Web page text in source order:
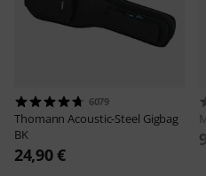
6079
ThomannAcoustic-Steel Gigbag
BK
24,90 €